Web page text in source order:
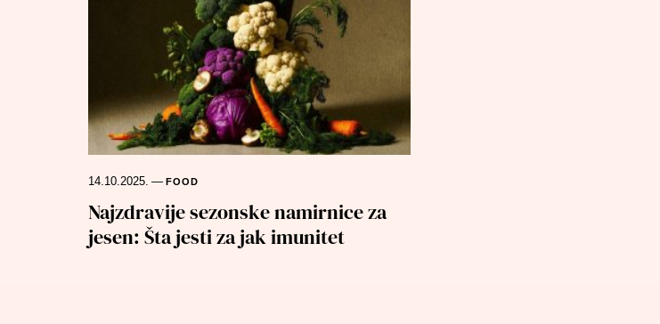
14.10.2025. — FOOD
Najzdravije sezonske namirnice za
jesen: Šta jesti za jak imunitet